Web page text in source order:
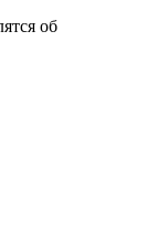
об